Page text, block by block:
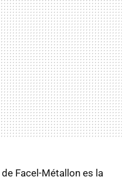
de Facel-Métallon es la